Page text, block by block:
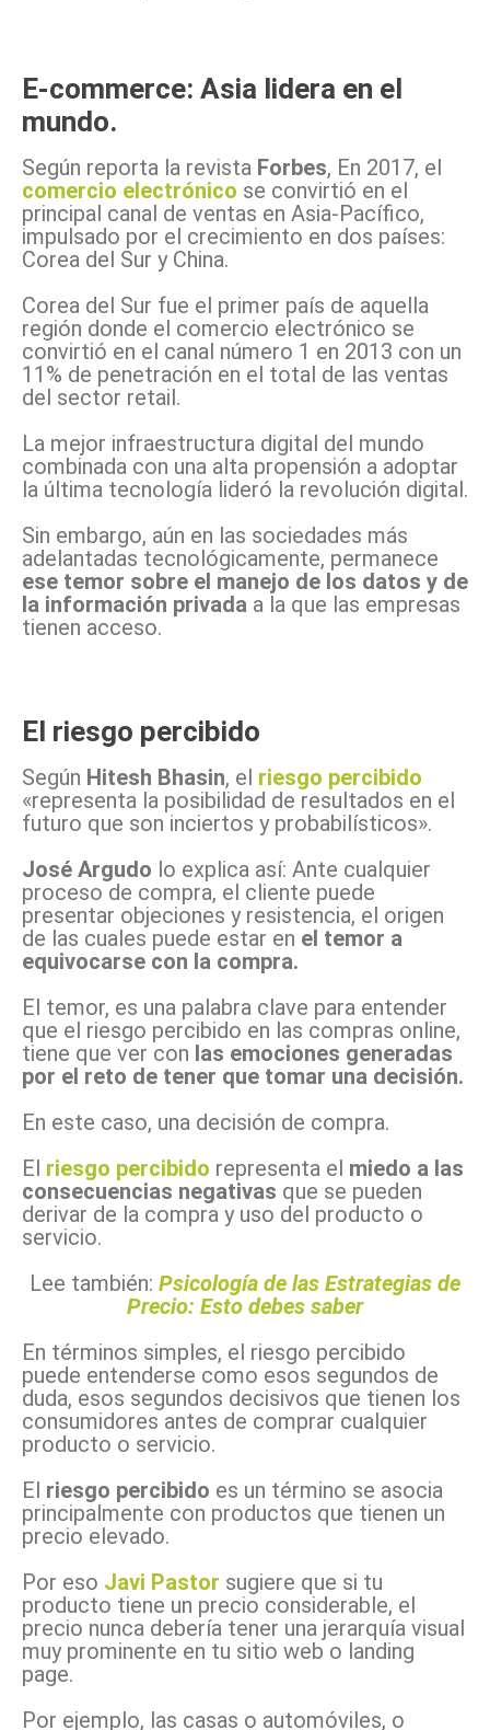
E-commerce: Asia lidera en el
mundo.
Según reporta la revista Forbes, En 2017, el
comercio electrónico se convirtió en el
principal canal de ventas en Asia-Pacífico,
impulsado por el crecimiento en dos países:
Corea del Sur y China.
Corea del Sur fue el primer país de aquella
región donde el comercio electrónico se
convirtió en el canal número 1 en 2013 con un
11% de penetración en el total de las ventas
del sector retail.
La mejor infraestructura digital del mundo
combinada con una alta propensión a adoptar
la última tecnología lideró la revolución digital.
Sin embargo, aún en las sociedades más
adelantadas tecnológicamente, permanece
ese temor sobre el manejo de los datos y de
la información privada a la que las empresas
tienen acceso.
El riesgo percibido
Según Hitesh Bhasin, el riesgo percibido
«representa la posibilidad de resultados en el
futuro que son inciertos y probabilísticos».
José Argudo lo explica así: Ante cualquier
proceso de compra, el cliente puede
presentar objeciones y resistencia, el origen
de las cuales puede estar en el temor a
equivocarse con la compra.
El temor, es una palabra clave para entender
que el riesgo percibido en las compras online,
tiene que ver con las emociones generadas
por el reto de tener que tomar una decisión.
En este caso, una decisión de compra.
El riesgo percibido representa el miedo a las
consecuencias negativas que se pueden
derivar de la compra y uso del producto o
servicio.
Lee también: Psicología de las Estrategias de
Precio: Esto debes saber
En términos simples, el riesgo percibido
puede entenderse como esos segundos de
duda, esos segundos decisivos que tienen los
consumidores antes de comprar cualquier
producto o servicio.
El riesgo percibido es un término se asocia
principalmente con productos que tienen un
precio elevado.
Por eso Javi Pastor sugiere que si tu
producto tiene un precio considerable, el
precio nunca debería tener una jerarquía visual
muy prominente en tu sitio web o landing
page.
Por ejemplo, las casas o automóviles, o